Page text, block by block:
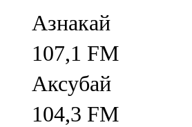
Азнакай
107,1 FM
Аксубай
104,3 FM